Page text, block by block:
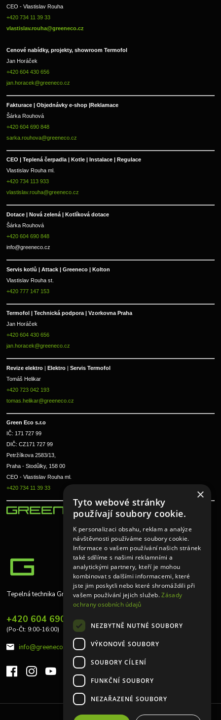
CEO - Vlastislav Rouha
+420 734 11 39 33
vlastislav.rouha@greeneco.cz
Cenové nabídky, projekty, showroom Termofol
Jan Horáček
+420 604 430 656
jan.horacek@greeneco.cz
Fakturace | Objednávky e-shop |Reklamace
Šárka Rouhová
+420 604 690 848
sarka.rouhova@greeneco.cz
CEO | Teplená čerpadla | Kotle | Instalace | Regulace
Vlastislav Rouha ml.
+420 734 113 933
vlastislav.rouha@greeneco.cz
Dotace | Nová zelená | Kotlíková dotace
Šárka Rouhová
+420 604 690 848
info@greeneco.cz
Servis kotlů | Attack | Greeneco | Kolton
Vlastislav Rouha st.
+420 777 147 153
Termofol | Technická podpora | Vzorkovna Praha
Jan Horáček
+420 604 430 656
jan.horacek@greeneco.cz
Revize elektro | Elektro | Servis Termofol
Tomáš Helikar
+420 723 042 193
tomas.helikar@greeneco.cz
Green Eco s.r.o
IČ: 171 727 99
DIČ: CZ171 727 99
Petržílkova 2583/13,
Praha - Stodůlky, 158 00
CEO - Vlastislav Rouha ml.
+420 734 11 39 33
Tepelná technika Greeneco
+420 604 690 848
(Po-Čt: 9:00-16:00)
info@greeneco.cz
Upravit sběr cookies.
×
Tyto webové stránky
používají soubory cookie.
K personalizaci obsahu, reklam a analýze
návštěvnosti používáme soubory cookie.
Informace o vašem používání našich stránek
také sdílíme s našimi reklamními a
analytickými partnery, kteří je mohou
kombinovat s dalšími informacemi, které
jste jim poskytli nebo které shromáždili při
vašem používání jejich služeb.Zásady
ochrany osobních údajů
NEZBYTNĚ NUTNÉ SOUBORY
VÝKONOVÉ SOUBORY
SOUBORY CÍLENÍ
FUNKČNÍ SOUBORY
NEZAŘAZENÉ SOUBORY